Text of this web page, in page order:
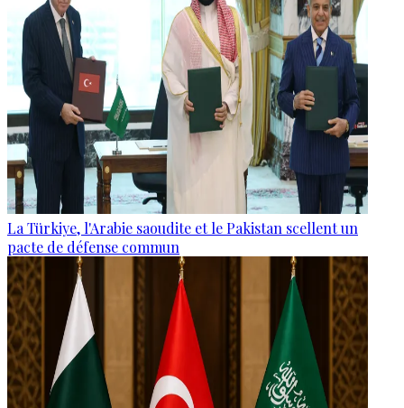
La Türkiye, l'Arabie saoudite et le Pakistan scellent un
pacte de défense commun